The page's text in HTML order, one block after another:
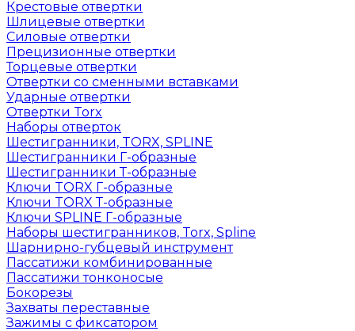
Крестовые отвертки
Шлицевые отвертки
Силовые отвертки
Прецизионные отвертки
Торцевые отвертки
Отвертки со сменными вставками
Ударные отвертки
Отвертки Torx
Наборы отверток
Шестигранники, TORX, SPLINE
Шестигранники Г-образные
Шестигранники Т-образные
Ключи TORX Г-образные
Ключи TORX Т-образные
Ключи SPLINE Г-образные
Наборы шестигранников, Torx, Spline
Шарнирно-губцевый инструмент
Пассатижи комбинированные
Пассатижи тонконосые
Бокорезы
Захваты переставные
Зажимы с фиксатором